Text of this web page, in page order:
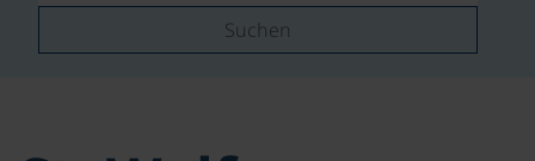
Suchen